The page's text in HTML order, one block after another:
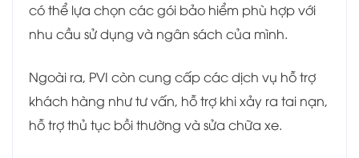
có thể lựa chọn các gói bảo hiểm phù hợp với
nhu cầu sử dụng và ngân sách của mình.
Ngoài ra, PVI còn cung cấp các dịch vụ hỗ trợ
khách hàng như tư vấn, hỗ trợ khi xảy ra tai nạn,
hỗ trợ thủ tục bồi thường và sửa chữa xe.